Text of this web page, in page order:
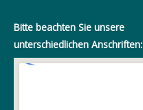
Bitte beachten Sie unsere
unterschiedlichen Anschriften: